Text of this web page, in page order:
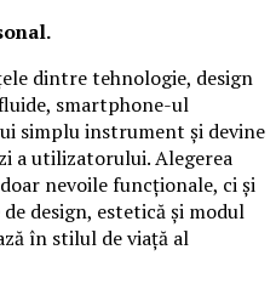
dintre tehnologie, design
smartphone-ul
simplu instrument și devine
a utilizatorului. Alegerea
nevoile funcționale, ci și
design, estetică și modul
în stilul de viață al